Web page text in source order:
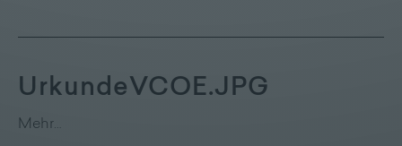
UrkundeVCOE.JPG
Mehr…